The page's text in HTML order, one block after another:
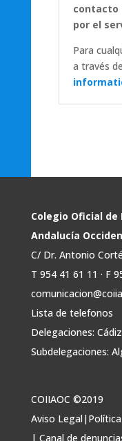
contacto
por el
Para
a través
Colegio Oficial
Andalucía
C/ Dr. Antonio
T 954 41 61 11 · F
Lista de telefonos
Delegaciones: Cádiz
Subdelegaciones:
COIIAOC ©2019
Aviso Legal |
| Canal de